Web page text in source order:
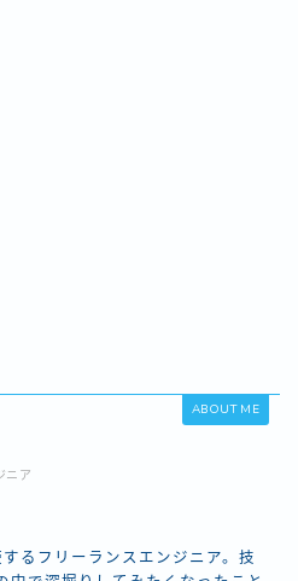
ABOUT ME
ニア
るフリーランスエンジニア。技